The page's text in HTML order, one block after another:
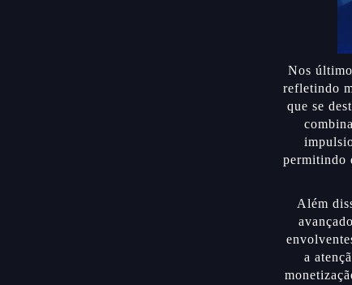
Nos
refletindo
que se
permitindo
Além
a